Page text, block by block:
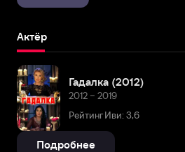
Актёр
Гадалка (2012)
2012 – 2019
Рейтинг Иви: 3,6
Подробнее